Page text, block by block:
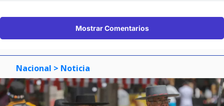
Mostrar Comentarios
Nacional > Noticia